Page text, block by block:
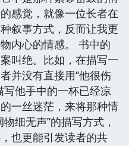
感觉，就像一位长者在
叙事方式，反而让我更
内心的情感。 书中的
叫绝。比如，在描写一
并没有直接用“他很伤
写他手中的一杯已经凉
一丝迷茫，来将那种情
细无声”的描写方式，
也更能引发读者的共